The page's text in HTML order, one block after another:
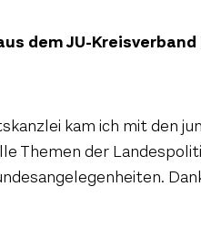
dem JU-
kam ich mit den
Themen der